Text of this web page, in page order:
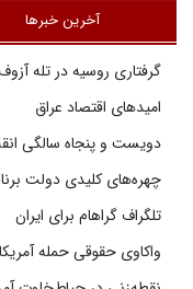
آخرین خبرها
گرفتاری روسیه در تله
امیدهای اقتصاد عراق
دویست و پنجاه سالگی
چهره‌های کلیدی دولت
تلگراف گراهام برای ایران
واکاوی حقوقی حمله